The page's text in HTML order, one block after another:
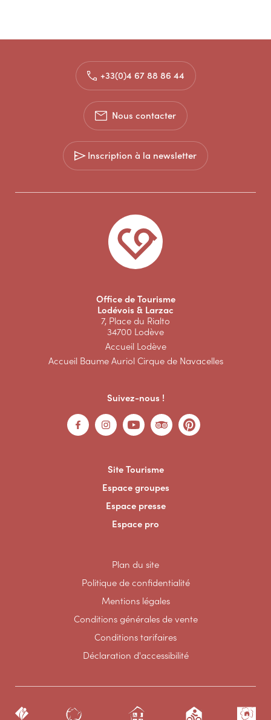
+33(0)4 67 88 86 44
Nous contacter
Inscription à la newsletter
Office de Tourisme
Lodévois & Larzac
7, Place du Rialto
34700 Lodève
Accueil Lodève
Accueil Baume Auriol Cirque de Navacelles
Suivez-nous !
Site Tourisme
Espace groupes
Espace presse
Espace pro
Plan du site
Politique de confidentialité
Mentions légales
Conditions générales de vente
Conditions tarifaires
Déclaration d'accessibilité